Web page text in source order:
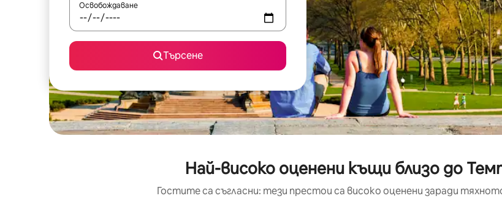
Освобождаване
Търсене
Най-високо оценени къщи близо до
Гостите са съгласни: тези престои са високо оценени заради